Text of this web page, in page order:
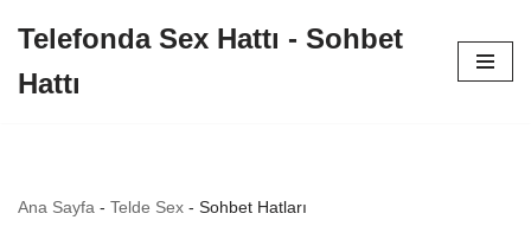
geç
Telefonda Sex Hattı - Sohbet
Hattı
Ana Sayfa - Telde Sex - Sohbet Hatları